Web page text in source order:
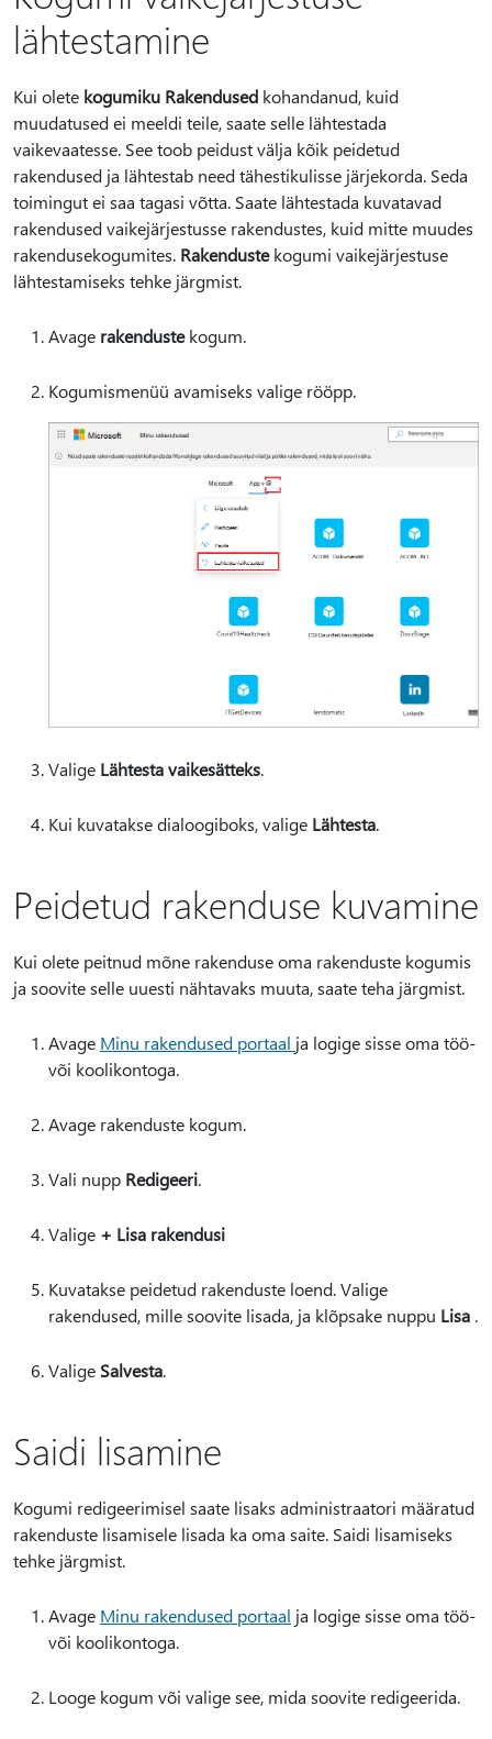
lähtestamine
Kui olete kogumiku Rakendused kohandanud, kuid
muudatused ei meeldi teile, saate selle lähtestada
vaikevaatesse. See toob peidust välja kõik peidetud
rakendused ja lähtestab need tähestikulisse järjekorda. Seda
toimingut ei saa tagasi võtta. Saate lähtestada kuvatavad
rakendused vaikejärjestusse rakendustes, kuid mitte muudes
rakendusekogumites. Rakendustekogumi vaikejärjestuse
lähtestamiseks tehke järgmist.
Avage rakendustekogum.
Kogumismenüü avamiseks valige rööpp.
Valige Lähtesta vaikesätteks.
Kui kuvatakse dialoogiboks, valige Lähtesta.
Peidetud rakenduse kuvamine
Kui olete peitnud mõne rakenduse oma rakenduste kogumis
ja soovite selle uuesti nähtavaks muuta, saate teha järgmist.
Avage Minu rakendused portaal ja logige sisse oma töö-
või koolikontoga.
Avage rakenduste kogum.
Vali nupp Redigeeri.
Valige + Lisa rakendusi
Kuvatakse peidetud rakenduste loend. Valige
rakendused, mille soovite lisada, ja klõpsake nuppu Lisa .
Valige Salvesta.
Saidi lisamine
Kogumi redigeerimisel saate lisaks administraatori määratud
rakenduste lisamisele lisada ka oma saite. Saidi lisamiseks
tehke järgmist.
Avage Minu rakendused portaal ja logige sisse oma töö-
või koolikontoga.
Looge kogum või valige see, mida soovite redigeerida.